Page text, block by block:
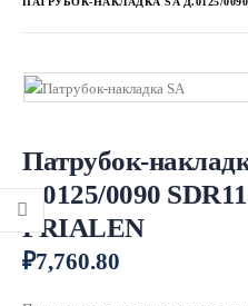
Патрубок-
д.0125/0090
FRIALEN
₽7,760.80